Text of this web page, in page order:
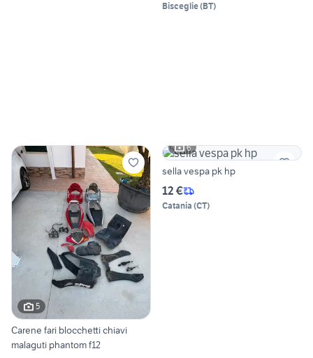
Bisceglie(BT)
5
Carene fari blocchetti chiavi
malaguti phantom f12
6
sella vespa pk hp
12 €
Catania (CT)